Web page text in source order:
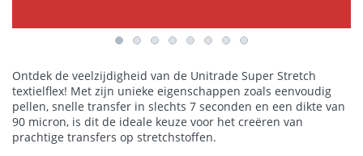
Ontdek de veelzijdigheid van de Unitrade Super Stretch
textielflex! Met zijn unieke eigenschappen zoals eenvoudig
pellen, snelle transfer in slechts 7 seconden en een dikte van
90 micron, is dit de ideale keuze voor het creëren van
prachtige transfers op stretchstoffen.